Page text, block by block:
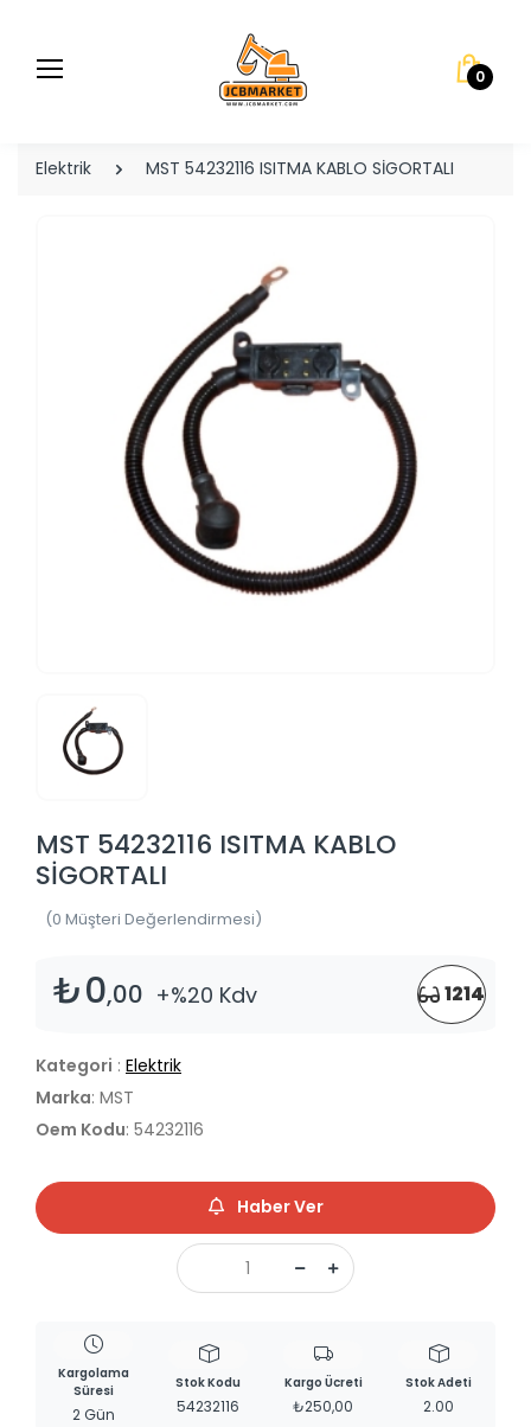
0
Elektrik MST 54232116 ISITMA KABLO SİGORTALI
MST 54232116 ISITMA KABLO
SİGORTALI
(0 Müşteri Değerlendirmesi)
₺0,00 +%20 Kdv 1214
Kategori : Elektrik
Marka: MST
Oem Kodu: 54232116
Haber Ver
Kargolama
Süresi
2 Gün
Stok Kodu
54232116
Kargo Ücreti
₺250,00
Stok Adeti
2.00